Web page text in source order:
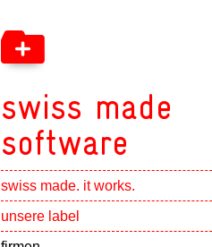
swiss made
software
swiss made. it works.
unsere label